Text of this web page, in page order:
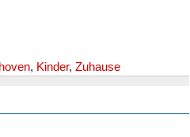
, Kinder, Zuhause